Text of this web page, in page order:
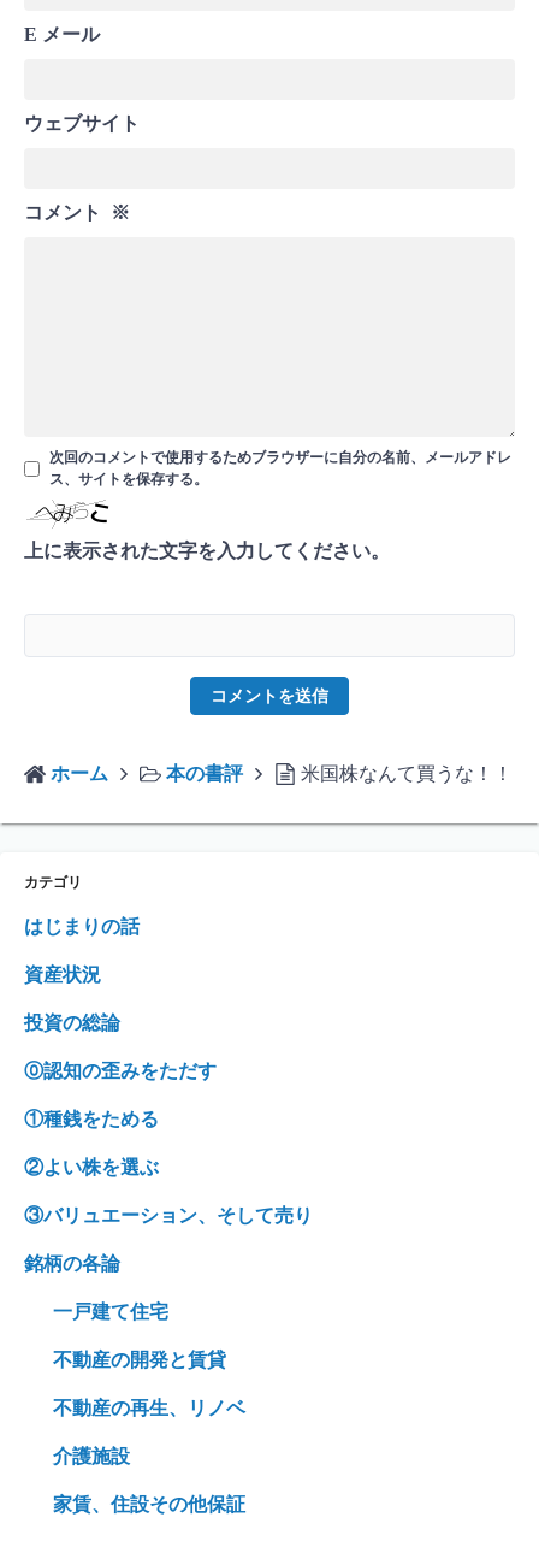
E メール
ウェブサイト
コメント ※
次回のコメントで使用するためブラウザーに自分の名前、メールアドレ
ス、サイトを保存する。
上に表示された文字を入力してください。
ホーム 本の書評 米国株なんて買うな！！
カテゴリ
はじまりの話
資産状況
投資の総論
⓪認知の歪みをただす
①種銭をためる
②よい株を選ぶ
③バリュエーション、そして売り
銘柄の各論
一戸建て住宅
不動産の開発と賃貸
不動産の再生、リノベ
介護施設
家賃、住設その他保証